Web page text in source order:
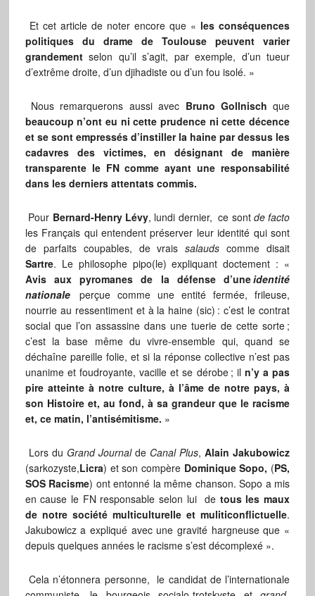
Et cet article de noter encore que « les conséquences
politiques du drame de Toulouse peuvent varier
grandementselon qu’il s’agit, par exemple, d’un tueur
d’extrême droite, d’un djihadiste ou d’un fou isolé. »
Nous remarquerons aussi avec Bruno Gollnisch que
beaucoup n’ont eu ni cette prudence ni cette décence
et se sont empressés d’instiller la haine par dessus les
cadavres des victimes, en désignant de manière
transparente le FN comme ayant une responsabilité
dans les derniers attentats commis.
Pour Bernard-Henry Lévy, lundi dernier, ce sont de facto
les Français qui entendent préserver leur identité qui sont
de parfaits coupables, de vrais salauds comme disait
Sartre. Le philosophe pipo(le) expliquant doctement : «
Avis aux pyromanes de la défense d’uneidentité
nationale
perçue comme une entité fermée, frileuse,
nourrie au ressentiment et à la haine (sic) : c’est le contrat
social que l’on assassine dans une tuerie de cette sorte ;
c’est la base même du vivre-ensemble qui, quand se
déchaîne pareille folie, et si la réponse collective n’est pas
unanime et foudroyante, vacille et se dérobe ; iln’y a pas
pire atteinte à notre culture, à l’âme de notre pays, à
son Histoire et, au fond, à sa grandeur que le racisme
et, ce matin, l’antisémitisme. »
Lors du Grand Journalde Canal Plus,Alain Jakubowicz
(sarkozyste,Licra) et son compère Dominique Sopo, (PS,
SOS Racisme) ont entonné la même chanson. Sopo a mis
en cause le FN responsable selon lui de tous les maux
de notre société multiculturelle et muliticonflictuelle.
Jakubowicz a expliqué avec une gravité hargneuse que «
depuis quelques années le racisme s’est décomplexé ».
Cela n’étonnera personne, le candidat de l’internationale